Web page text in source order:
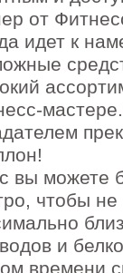
от
идет к
вы можете
чтобы
и
времени